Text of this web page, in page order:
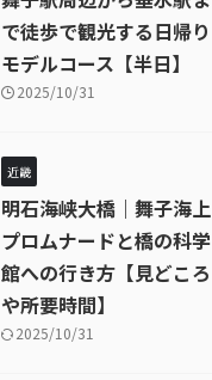
で徒歩で観光する日帰り
モデルコース【半日】
2025/10/31
近畿
明石海峡大橋｜舞子海上
プロムナードと橋の科学
館への行き方【見どころ
や所要時間】
2025/10/31